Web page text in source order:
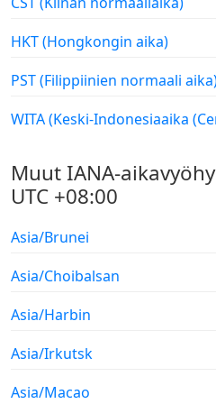
HKT (Hongkongin aika)
PST (Filippiinien normaali
WITA (Keski-Indonesiaaika
Muut IANA-
UTC +08:00
Asia/Brunei
Asia/Choibalsan
Asia/Harbin
Asia/Irkutsk
Asia/Macao